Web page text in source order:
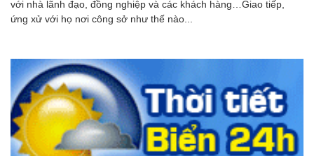
với nhà lãnh đạo, đồng nghiệp và các khách hàng…Giao tiếp,
ứng xử với họ nơi công sở như thế nào...